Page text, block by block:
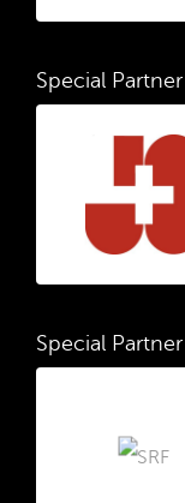
Special Partner
Special Partner